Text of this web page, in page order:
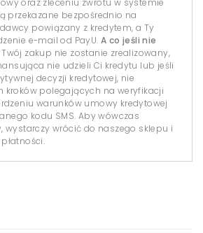
oraz zleceniu zwrotu w systemie
przekazane bezpośrednio na
powiązany z kredytem, a Ty
e-mail od PayU. A co jeśli nie
Twój zakup nie zostanie zrealizowany,
nie udzieli Ci kredytu lub jeśli
decyzji kredytowej, nie
kroków polegających na weryfikacji
warunków umowy kredytowej
kodu SMS. Aby wówczas
wystarczy wrócić do naszego sklepu i